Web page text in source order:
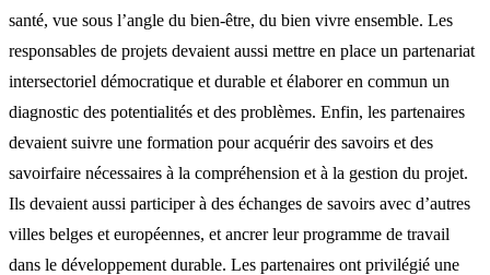
santé, vue sous l’angle du bien-être, du bien vivre ensemble. Les
responsables de projets devaient aussi mettre en place un partenariat
intersectoriel démocratique et durable et élaborer en commun un
diagnostic des potentialités et des problèmes. Enfin, les partenaires
devaient suivre une formation pour acquérir des savoirs et des
savoirfaire nécessaires à la compréhension et à la gestion du projet.
Ils devaient aussi participer à des échanges de savoirs avec d’autres
villes belges et européennes, et ancrer leur programme de travail
dans le développement durable. Les partenaires ont privilégié une